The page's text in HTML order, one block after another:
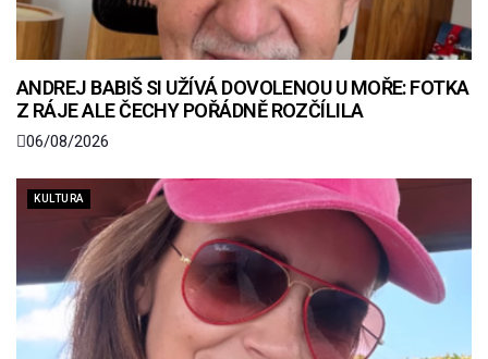
ANDREJ BABIŠ SI UŽÍVÁ DOVOLENOU U MOŘE: FOTKA
Z RÁJE ALE ČECHY POŘÁDNĚ ROZČÍLILA
06/08/2026
KULTURA